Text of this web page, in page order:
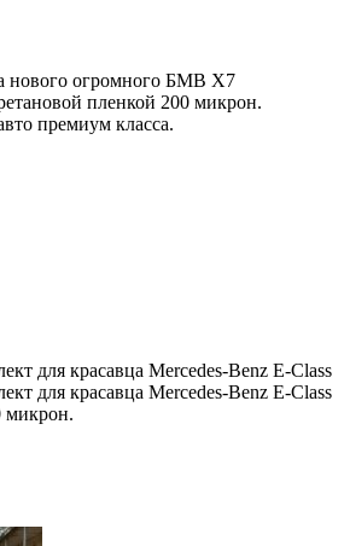
нового огромного БМВ Х7
пленкой 200 микрон.
премиум класса.
для красавца Mercedes-Benz E-Class
для красавца Mercedes-Benz E-Class
микрон.